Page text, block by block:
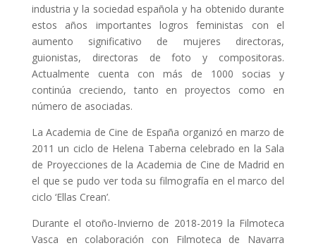
industria y la sociedad española y ha obtenido durante
estos años importantes logros feministas con el
aumento significativo de mujeres directoras,
guionistas, directoras de foto y compositoras.
Actualmente cuenta con más de 1000 socias y
continúa creciendo, tanto en proyectos como en
número de asociadas.
La Academia de Cine de España organizó en marzo de
2011 un ciclo de Helena Taberna celebrado en la Sala
de Proyecciones de la Academia de Cine de Madrid en
el que se pudo ver toda su filmografía en el marco del
ciclo ‘Ellas Crean’.
Durante el otoño-Invierno de 2018-2019 la Filmoteca
Vasca en colaboración con Filmoteca de Navarra